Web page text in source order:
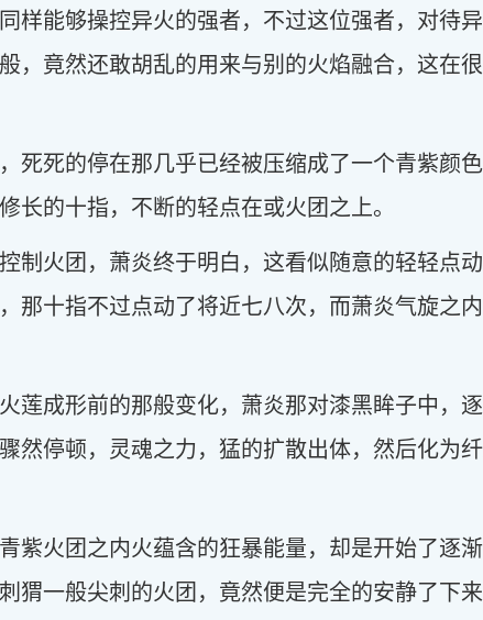
样能够操控异火的强者，不过这位强者，对待
，竟然还敢胡乱的用来与别的火焰融合，这在
死死的停在那几乎已经被压缩成了一个青紫颜
长的十指，不断的轻点在或火团之上。
制火团，萧炎终于明白，这看似随意的轻轻点
那十指不过点动了将近七八次，而萧炎气旋之
莲成形前的那般变化，萧炎那对漆黑眸子中，
然停顿，灵魂之力，猛的扩散出体，然后化为
紫火团之内火蕴含的狂暴能量，却是开始了逐
猬一般尖刺的火团，竟然便是完全的安静了下来